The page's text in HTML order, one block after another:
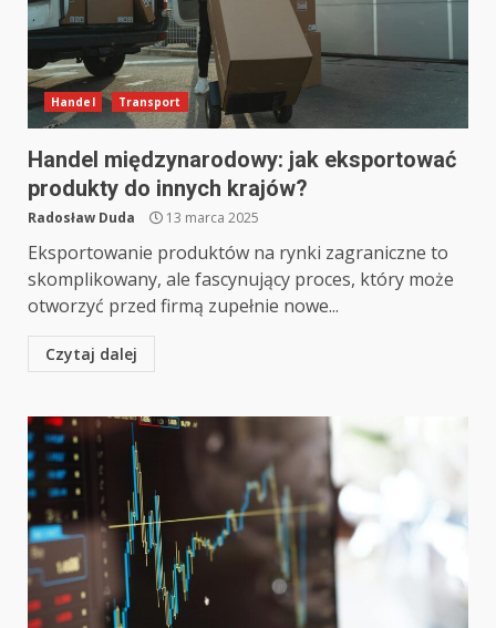
Handel Transport
Handel międzynarodowy: jak eksportować
produkty do innych krajów?
Radosław Duda 13 marca 2025
Eksportowanie produktów na rynki zagraniczne to
skomplikowany, ale fascynujący proces, który może
otworzyć przed firmą zupełnie nowe...
Czytaj dalej